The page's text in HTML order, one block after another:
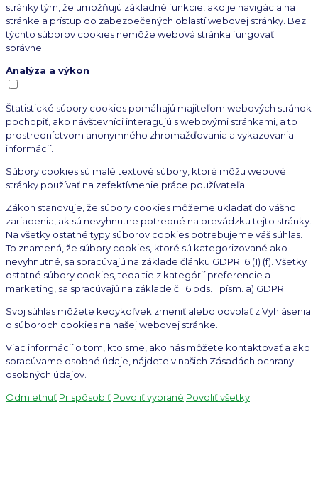
stránky tým, že umožňujú základné funkcie, ako je navigácia na
stránke a prístup do zabezpečených oblastí webovej stránky. Bez
týchto súborov cookies nemôže webová stránka fungovať
správne.
Analýza a výkon
Štatistické súbory cookies pomáhajú majiteľom webových stránok
pochopiť, ako návštevníci interagujú s webovými stránkami, a to
prostredníctvom anonymného zhromažďovania a vykazovania
informácií.
Súbory cookies sú malé textové súbory, ktoré môžu webové
stránky používať na zefektívnenie práce používateľa.
Zákon stanovuje, že súbory cookies môžeme ukladať do vášho
zariadenia, ak sú nevyhnutne potrebné na prevádzku tejto stránky.
Na všetky ostatné typy súborov cookies potrebujeme váš súhlas.
To znamená, že súbory cookies, ktoré sú kategorizované ako
nevyhnutné, sa spracúvajú na základe článku GDPR. 6 (1) (f). Všetky
ostatné súbory cookies, teda tie z kategórií preferencie a
marketing, sa spracúvajú na základe čl. 6 ods. 1 písm. a) GDPR.
Svoj súhlas môžete kedykoľvek zmeniť alebo odvolať z Vyhlásenia
o súboroch cookies na našej webovej stránke.
Viac informácií o tom, kto sme, ako nás môžete kontaktovať a ako
spracúvame osobné údaje, nájdete v našich Zásadách ochrany
osobných údajov.
Odmietnuť Prispôsobiť Povoliť vybrané Povoliť všetky